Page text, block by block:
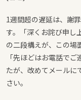
1週間超の遅延は、謝
す。「深くお詫び申し
の二段構えが、この場
「先ほどはお電話で
たが、改めてメールに
さい。